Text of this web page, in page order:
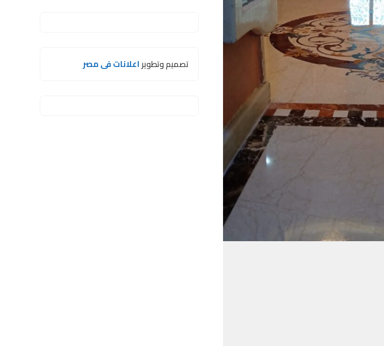
تصميم وتطويراعلانات فى مصر